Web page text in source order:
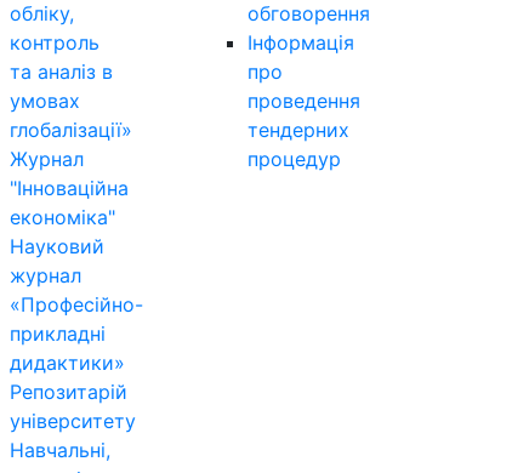
обліку,
контроль
та аналіз в
умовах
глобалізації»
Журнал
"Інноваційна
економіка"
Науковий
журнал
«Професійно-
прикладні
дидактики»
Репозитарій
університету
Навчальні,
обговорення
Інформація
про
проведення
тендерних
процедур